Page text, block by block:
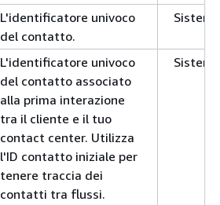
L'identificatore univoco
del contatto.
Sistema
L'identificatore univoco
del contatto associato
alla prima interazione
tra il cliente e il tuo
contact center. Utilizza
l'ID contatto iniziale per
tenere traccia dei
contatti tra flussi.
Sistema